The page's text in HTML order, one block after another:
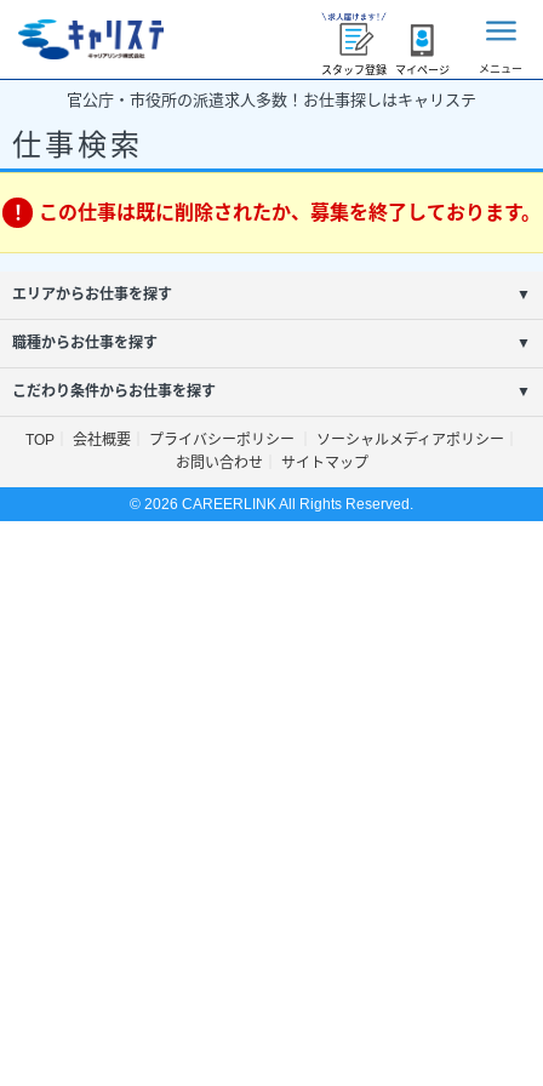
スタッフ登録 マイページ メニュー
官公庁・市役所の派遣求人多数！お仕事探しはキャリステ
仕事検索
この仕事は既に削除されたか、募集を終了しております。
エリアからお仕事を探す ▼
職種からお仕事を探す ▼
こだわり条件からお仕事を探す ▼
TOP 会社概要 プライバシーポリシー
ソーシャルメディアポリシー
お問い合わせ
サイトマップ
© 2026 CAREERLINK All Rights Reserved.